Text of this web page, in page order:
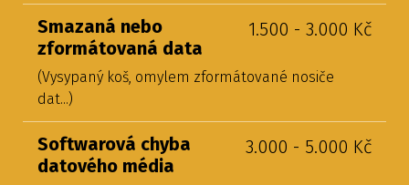
Smazaná nebo
zformátovaná data
1.500 - 3.000 Kč
(Vysypaný koš, omylem zformátované nosiče
dat...)
Softwarová chyba
datového média
3.000 - 5.000 Kč